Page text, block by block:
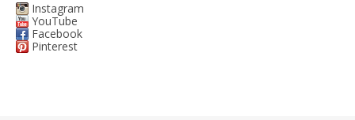
Instagram
YouTube
Facebook
Pinterest